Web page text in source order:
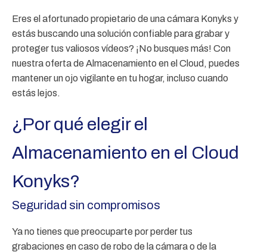
Eres el afortunado propietario de una cámara Konyks y
estás buscando una solución confiable para grabar y
proteger tus valiosos vídeos? ¡No busques más! Con
nuestra oferta de Almacenamiento en el Cloud, puedes
mantener un ojo vigilante en tu hogar, incluso cuando
estás lejos.
¿Por qué elegir el
Almacenamiento en el Cloud
Konyks?
Seguridad sin compromisos
Ya no tienes que preocuparte por perder tus
grabaciones en caso de robo de la cámara o de la